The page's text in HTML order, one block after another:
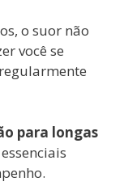
o suor não
você se
para longas